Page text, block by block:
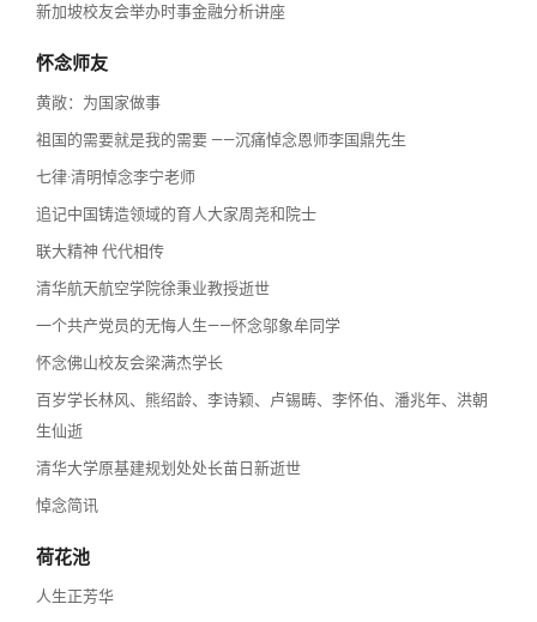
新加坡校友会举办时事金融分析讲座
怀念师友
黄敞：为国家做事
祖国的需要就是我的需要 ——沉痛悼念恩师李国鼎先生
七律·清明悼念李宁老师
追记中国铸造领域的育人大家周尧和院士
联大精神 代代相传
清华航天航空学院徐秉业教授逝世
一个共产党员的无悔人生——怀念邬象牟同学
怀念佛山校友会梁满杰学长
百岁学长林风、熊绍龄、李诗颖、卢锡畴、李怀伯、潘兆年、洪朝
生仙逝
清华大学原基建规划处处长苗日新逝世
悼念简讯
荷花池
人生正芳华